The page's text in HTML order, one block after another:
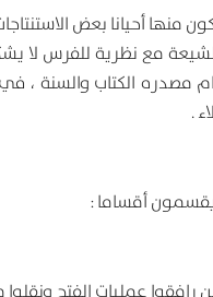
أحيانا بعض
مع نظرية للفرس لا
مصدره الكتاب والسنة
.
يقسمون أقساما :